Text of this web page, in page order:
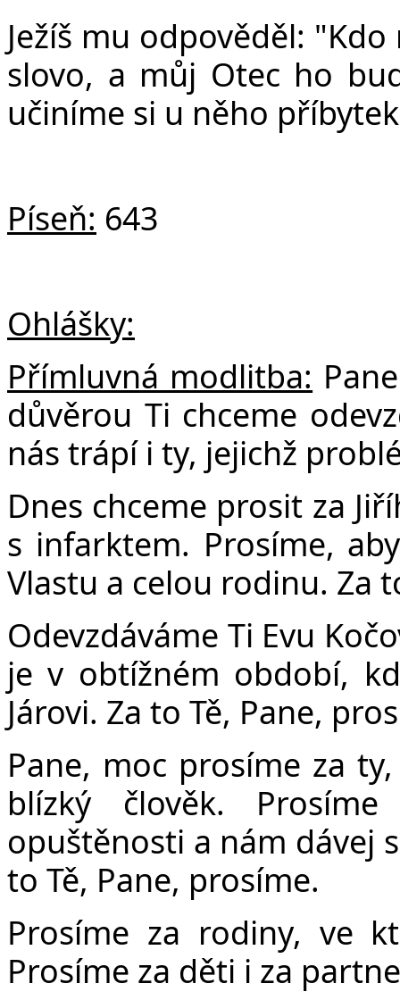
Ježíš mu odpověděl:
slovo, a můj Otec ho
učiníme si u něho
Píseň: 643
Ohlášky:
Přímluvná modlitba:
důvěrou Ti chceme
nás trápí i ty, jejichž
Dnes chceme prosit za
s infarktem. Prosíme,
Vlastu a celou rodinu. Za
Odevzdáváme Ti Evu
je v obtížném období,
Járovi. Za to Tě, Pane,
Pane, moc prosíme za
blízký člověk.
opuštěnosti a nám dávej
to Tě, Pane, prosíme.
Prosíme za rodiny, ve
Prosíme za děti i za